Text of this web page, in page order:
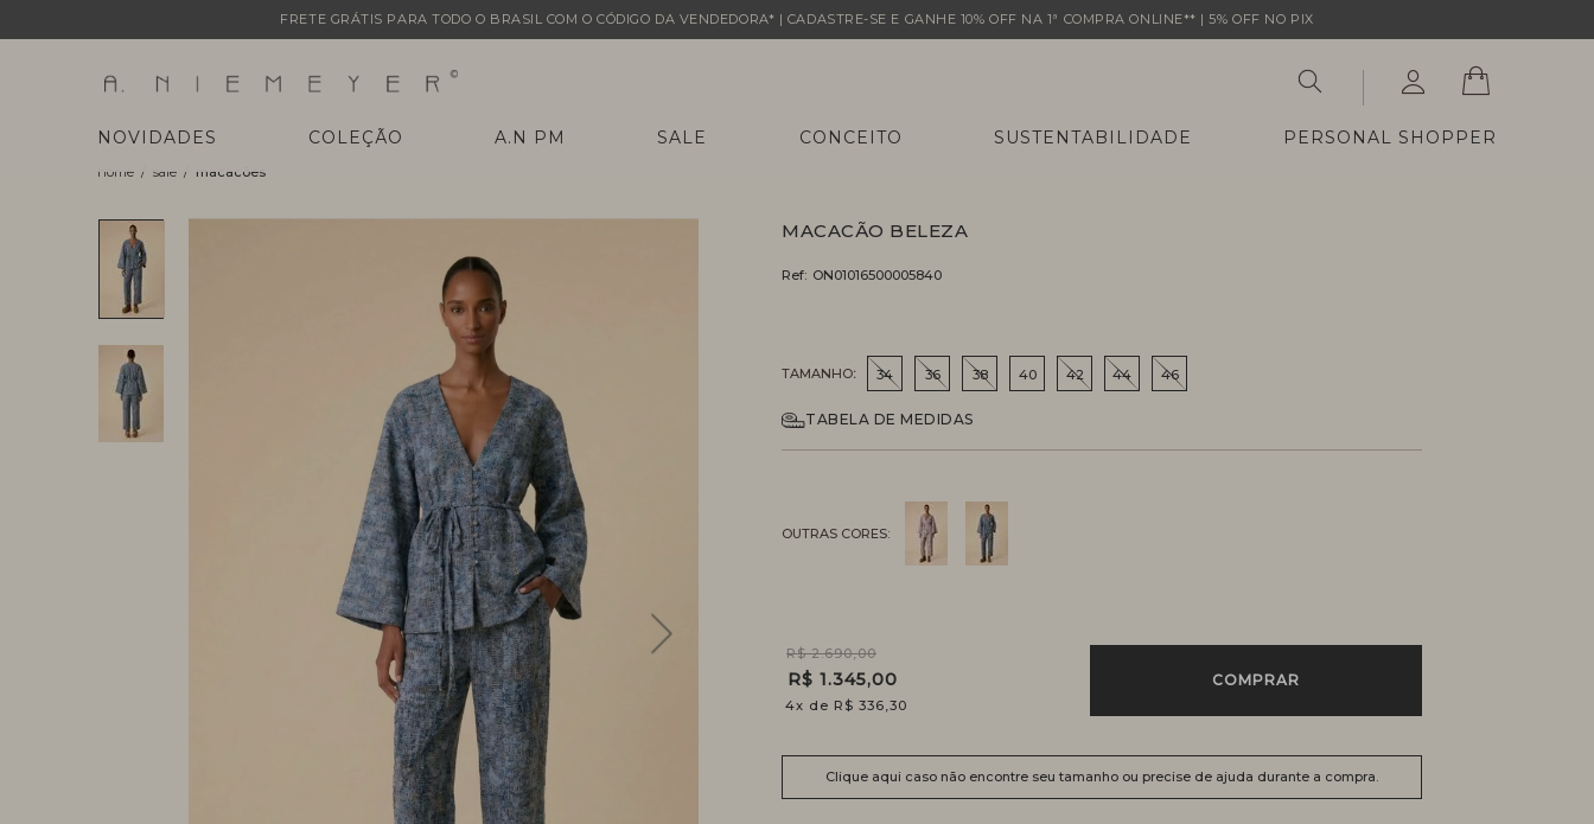
FRETE GRÁTIS PARA TODO O BRASIL COM O CÓDIGO DA VENDEDORA* | CADASTRE-SE E GANHE 10% OFF NA 1ª COMPRA ONLINE** | 5% OFF NO PIX
NOVIDADES COLEÇÃO A.N PM SALE CONCEITO SUSTENTABILIDADE PERSONAL SHOPPER
sale macacões
MACACÃO BELEZA
Ref: ON01016500005840
TAMANHO 34 36 38 40 42 44 46
TABELA DE MEDIDAS
R$ 2.690,00
R$ 1.345,00
4x R$ 336,30
COMPRAR
Clique aqui caso não encontre seu tamanho ou precise de ajuda durante a compra.